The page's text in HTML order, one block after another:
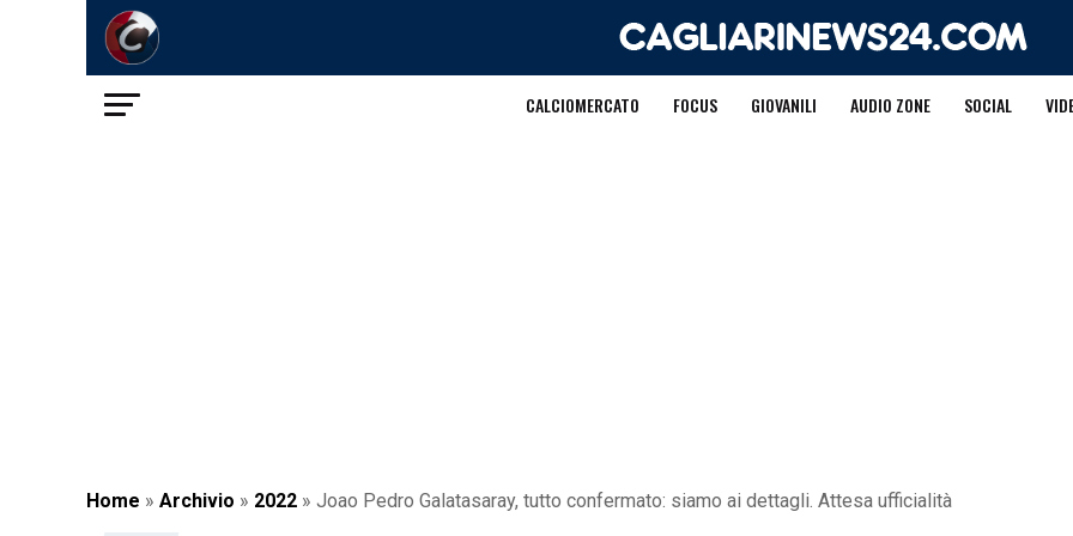
CALCIOMERCATO FOCUS GIOVANILI AUDIO ZONE SOCIAL
Home » Archivio » 2022 » Joao Pedro Galatasaray, tutto confermato: siamo ai dettagli. Attesa ufficialità